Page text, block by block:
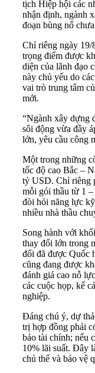
tịch Hiệp hội các
nhận định, ngành
đoạn bùng nổ
Chỉ riêng ngày 19/
trọng điểm được
diện của lãnh đạo
này chủ yếu do
vai trò trung tâm
mới.
“Ngành xây dựng
sôi động vừa đầy
lớn, yêu cầu công
Một trong những
tốc độ cao Bắc –
tỷ USD. Chỉ riêng
mỗi gói thầu từ 1
đòi hỏi năng lực
nhiều nhà thầu
Song hành với
thay đổi lớn trong
đổi đã được Quốc
cũng đang được
đánh giá cao nỗ
các cuộc họp, kể
nghiệp.
Đáng chú ý, dự
trị hợp đồng phải
bảo tài chính; nếu
10% lãi suất. Đây
chủ thể và bảo vệ